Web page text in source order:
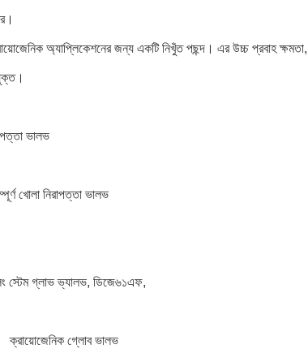
অ্যাপ্লিকেশনের জন্য একটি নিখুঁত পছন্দ। এর উচ্চ প্রবাহ ক্ষমতা,
ভালভ
খোলা নিরাপত্তা ভালভ
লং স্টেম গ্লাভ ভ্যালভ, ডিজে৬১এফ,
ক্রায়োজেনিক গ্লোব ভালভ